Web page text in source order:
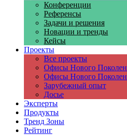
Конференции
Референсы
Задачи и решения
Новации и тренды
Кейсы
Проекты
Все проекты
Офисы Нового
Офисы Нового
Зарубежный опыт
Досье
Эксперты
Продукты
Тренд Зоны
Рейтинг